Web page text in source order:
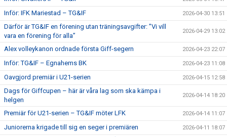
Inför: IFK Mariestad – TG&IF 2026-04-30 13:51
Därför är TG&IF en förening utan träningsavgifter: ”Vi vill
vara en förening för alla”
2026-04-29 13:02
Alex volleykanon ordnade första Giff-segern 2026-04-23 22:07
Inför: TG&IF – Egnahems BK 2026-04-23 11:08
Oavgjord premiär i U21-serien 2026-04-15 12:58
Dags för Giffcupen – här är våra lag som ska kämpa i
helgen
2026-04-14 18:20
Premiär för U21-serien – TG&IF möter LFK 2026-04-14 11:07
Juniorerna krigade till sig en seger i premiären 2026-04-11 18:07